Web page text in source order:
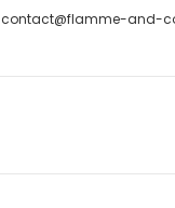
contact@flamme-and-